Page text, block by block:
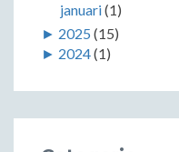
januari(1)
► 2025 (15)
► 2024(1)